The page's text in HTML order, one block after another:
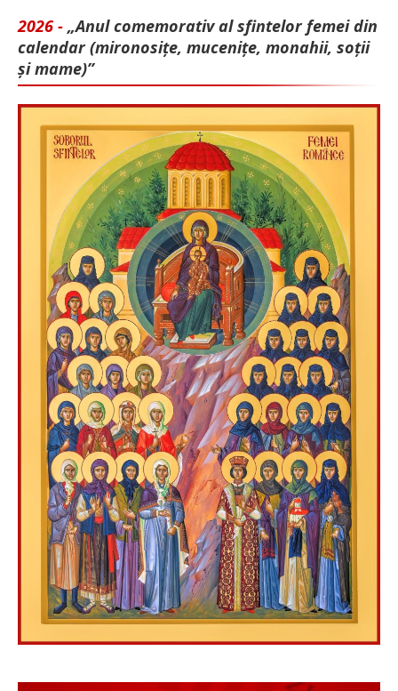
2026 - „Anul comemorativ al sfintelor femei din
calendar (mironosițe, mu­cenițe, monahii, soții
și mame)”